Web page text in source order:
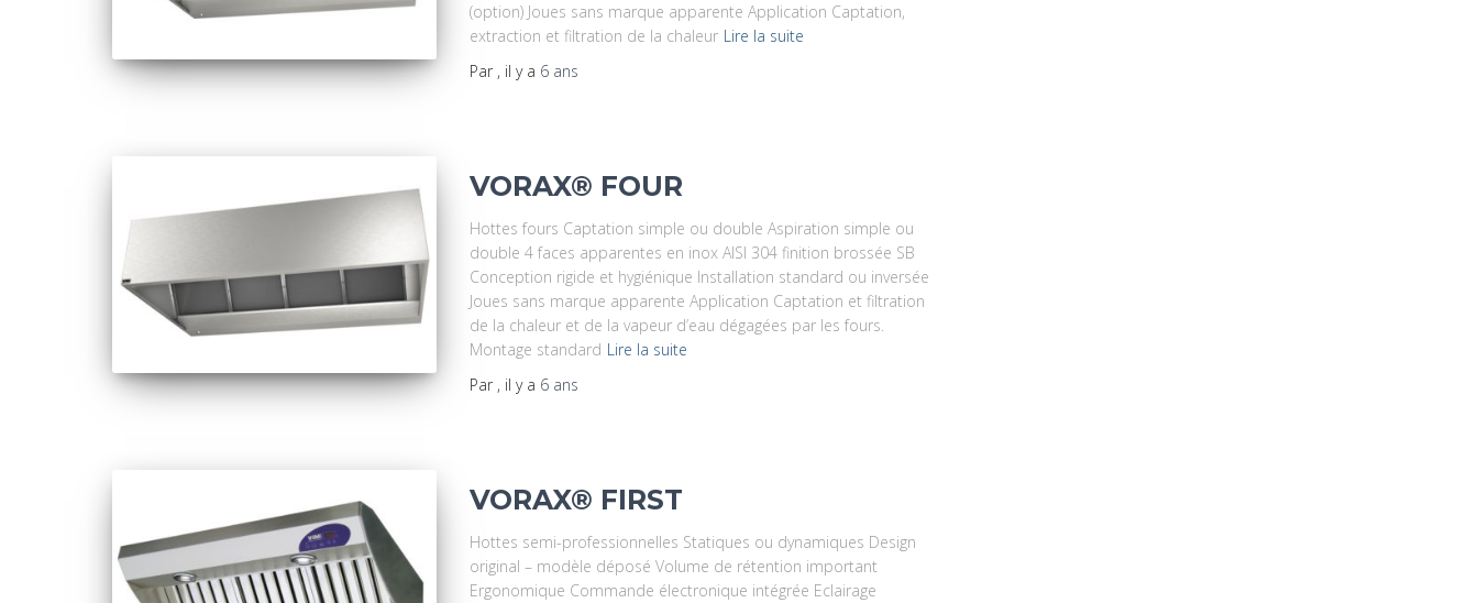
(option) Joues sans marque apparente Application Captation,
extraction et filtration de la chaleur Lire la suite
Par , il y a 6 ans
VORAX® FOUR
Hottes fours Captation simple ou double Aspiration simple ou
double 4 faces apparentes en inox AISI 304 finition brossée SB
Conception rigide et hygiénique Installation standard ou inversée
Joues sans marque apparente Application Captation et filtration
de la chaleur et de la vapeur d’eau dégagées par les fours.
Montage standard Lire la suite
Par , il y a 6 ans
VORAX® FIRST
Hottes semi-professionnelles Statiques ou dynamiques Design
original – modèle déposé Volume de rétention important
Ergonomique Commande électronique intégrée Eclairage